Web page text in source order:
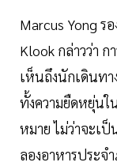
Marcus Yong ร
Klook กล่าวว่า
เห็นถึงนักเดินทา
ทั้งความยืดหยุ่นใ
หมาย ไม่ว่าจะเ
ลองอาหารประจ